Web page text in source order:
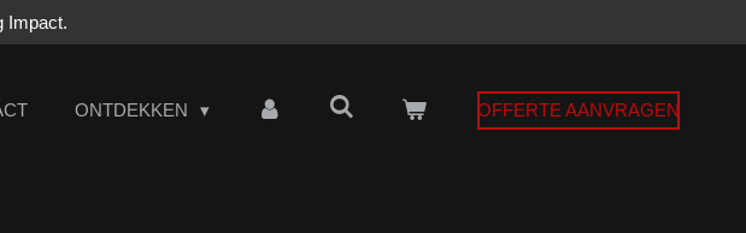
Impact.
ONTDEKKEN OFFERTE AANVRAGEN